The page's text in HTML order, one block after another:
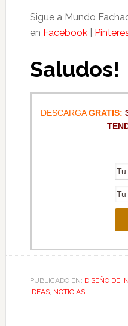
Sigue a Mundo
en Facebook|
Saludos!
DESCARGAGRATIS:
PUBLICADO EN: DISEÑO DE
IDEAS, NOTICIAS